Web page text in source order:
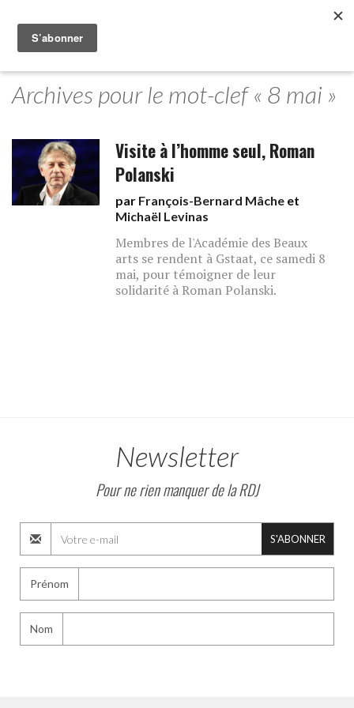
Archives pour le mot-clef « 8 mai »
Visite à l’homme seul, Roman
Polanski
par François-Bernard Mâche et
Michaël Levinas
Membres de l'Académie des Beaux
arts se rendent à Gstaat, ce samedi 8
mai, pour témoigner de leur
solidarité à Roman Polanski.
Newsletter
Pour ne rien manquer de la RDJ
S'ABONNER
Prénom
Nom